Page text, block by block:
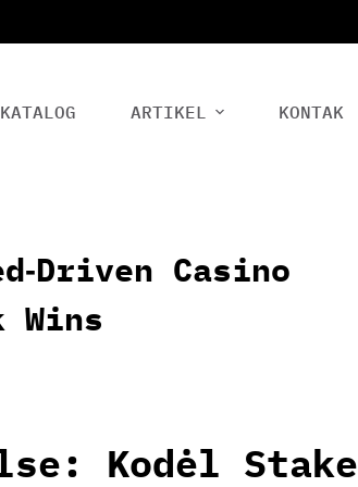
KATALOG ARTIKEL KONTAK
Casino
Kodėl Stake